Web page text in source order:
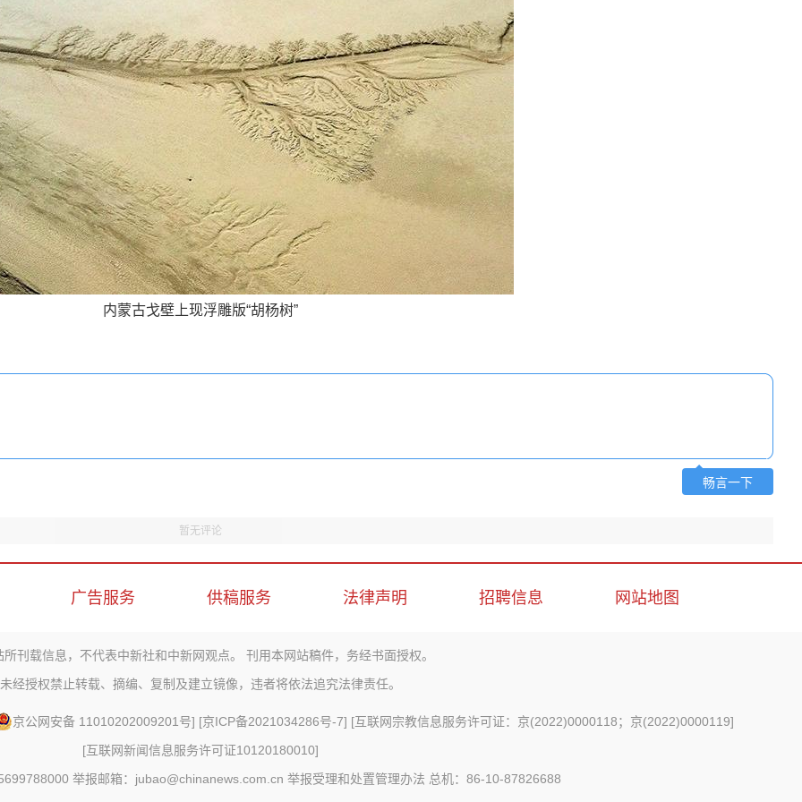
内蒙古戈壁上现浮雕版“胡杨树”
畅言一下
暂无评论
广告服务 供稿服务 法律声明 招聘信息 网站地图
所刊载信息，不代表中新社和中新网观点。 刊用本网站稿件，务经书面授权。
未经授权禁止转载、摘编、复制及建立镜像，违者将依法追究法律责任。
京公网安备 11010202009201号] [京ICP备2021034286号-7] [互联网宗教信息服务许可证：京(2022)0000118；京(2022)0000119]
[互联网新闻信息服务许可证10120180010]
举报邮箱：jubao@chinanews.com.cn 举报受理和处置管理办法 总机：86-10-87826688